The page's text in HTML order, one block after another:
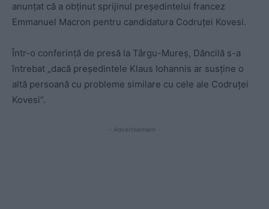
anunțat că a obținut sprijinul președintelui francez
Emmanuel Macron pentru candidatura Codruței Kovesi.
Într-o conferinţă de presă la Târgu-Mureș, Dăncilă s-a
întrebat „dacă preşedintele Klaus Iohannis ar susține o
altă persoană cu probleme similare cu cele ale Codruței
Kovesi”.
- Advertisement -